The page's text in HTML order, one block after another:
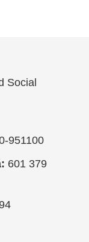
Social
951100
601 379